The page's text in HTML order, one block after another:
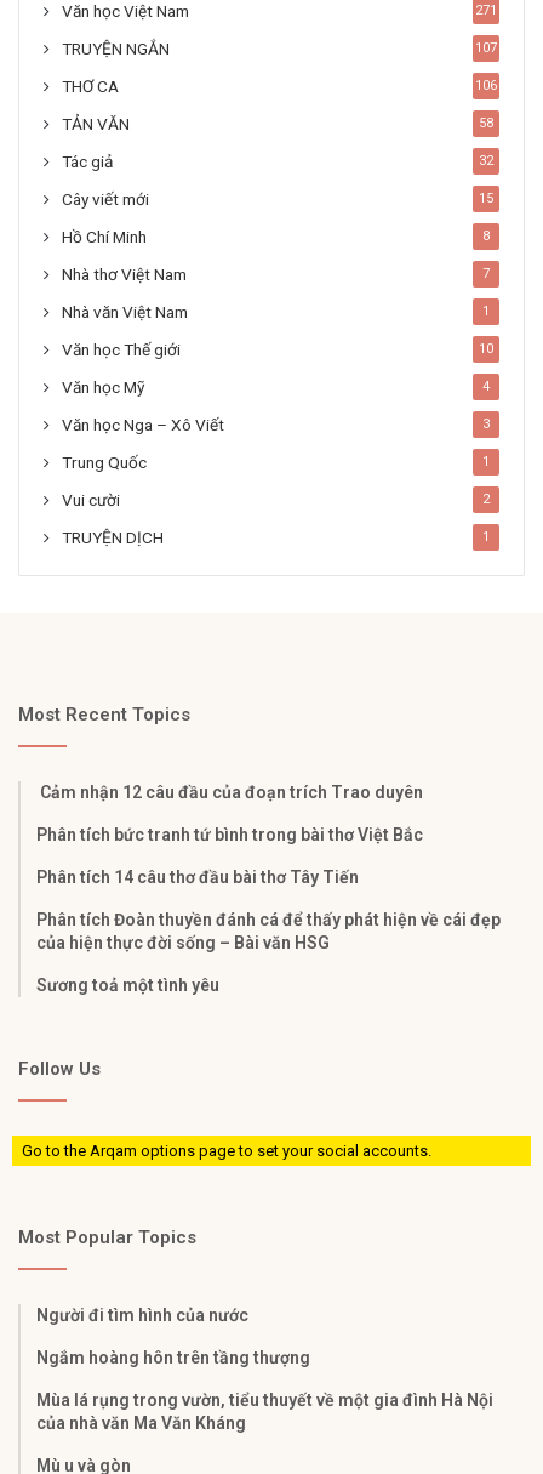
Văn học Việt Nam 271
TRUYỆN NGẮN 107
THƠ CA 106
TẢN VĂN 58
Tác giả 32
Cây viết mới 15
Hồ Chí Minh 8
Nhà thơ Việt Nam 7
Nhà văn Việt Nam 1
Văn học Thế giới 10
Văn học Mỹ 4
Văn học Nga – Xô Viết 3
Trung Quốc 1
Vui cười 2
TRUYỆN DỊCH 1
Most Recent Topics
Cảm nhận 12 câu đầu của đoạn trích Trao duyên
Phân tích bức tranh tứ bình trong bài thơ Việt Bắc
Phân tích 14 câu thơ đầu bài thơ Tây Tiến
Phân tích Đoàn thuyền đánh cá để thấy phát hiện về cái đẹp
của hiện thực đời sống – Bài văn HSG
Sương toả một tình yêu
Follow Us
Go to the Arqam options page to set your social accounts.
Most Popular Topics
Người đi tìm hình của nước
Ngắm hoàng hôn trên tầng thượng
Mùa lá rụng trong vườn, tiểu thuyết về một gia đình Hà Nội
của nhà văn Ma Văn Kháng
Mù u và gòn